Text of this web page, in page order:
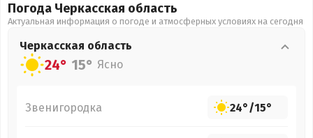
Погода Черкасская область
Актуальная информация о погоде и атмосферных условиях на сегодня
Черкасская область
24° 15° Ясно
Звенигородка 24°/15°